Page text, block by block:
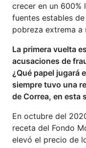
crecer en un 600%
fuentes estables
pobreza extrema a
La primera vuelta
acusaciones de
¿Qué papel jugará
siempre tuvo una
de Correa, en esta
En octubre del
receta del Fondo
elevó el precio de